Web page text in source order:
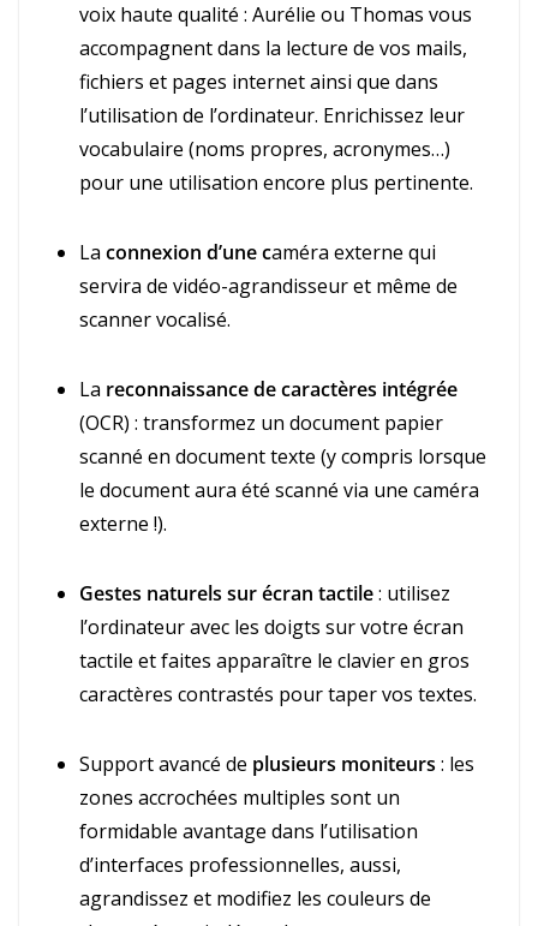
voix haute qualité : Aurélie ou Thomas vous
accompagnent dans la lecture de vos mails,
fichiers et pages internet ainsi que dans
l’utilisation de l’ordinateur. Enrichissez leur
vocabulaire (noms propres, acronymes…)
pour une utilisation encore plus pertinente.
La connexion d’une caméra externe qui
servira de vidéo-agrandisseur et même de
scanner vocalisé.
La reconnaissance de caractères intégrée
(OCR) : transformez un document papier
scanné en document texte (y compris lorsque
le document aura été scanné via une caméra
externe !).
Gestes naturels sur écran tactile: utilisez
l’ordinateur avec les doigts sur votre écran
tactile et faites apparaître le clavier en gros
caractères contrastés pour taper vos textes.
Support avancé de plusieurs moniteurs : les
zones accrochées multiples sont un
formidable avantage dans l’utilisation
d’interfaces professionnelles, aussi,
agrandissez et modifiez les couleurs de